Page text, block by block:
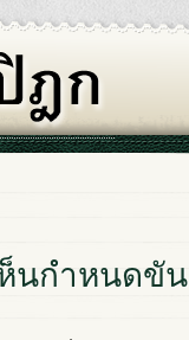
นกำหนดขั